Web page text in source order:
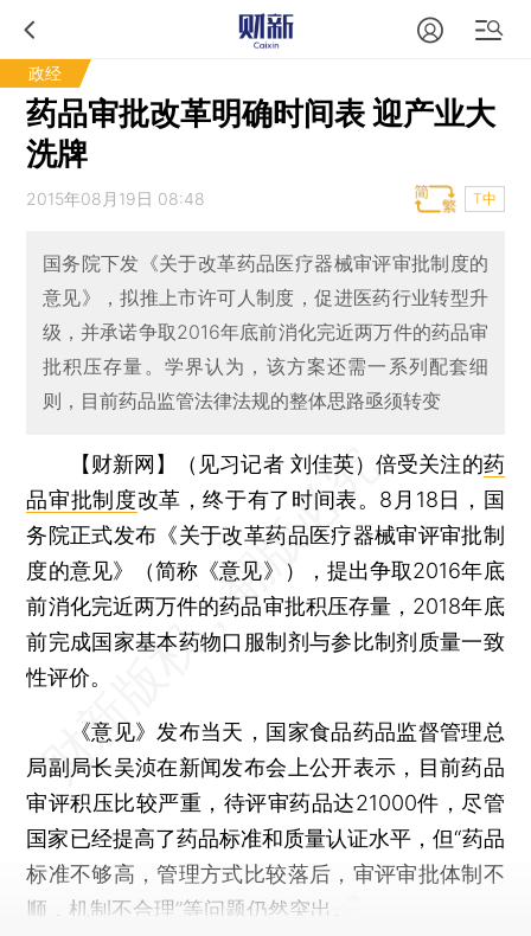
政经
药品审批改革明确时间表 迎产业大
洗牌
2015年08月19日 08:48 T中
国务院下发《关于改革药品医疗器械审评审批制度的
意见》，拟推上市许可人制度，促进医药行业转型升
级，并承诺争取2016年底前消化完近两万件的药品审
批积压存量。学界认为，该方案还需一系列配套细
则，目前药品监管法律法规的整体思路亟须转变
【财新网】（见习记者 刘佳英）倍受关注的药
品审批制度改革，终于有了时间表。8月18日，国
务院正式发布《关于改革药品医疗器械审评审批制
度的意见》（简称《意见》），提出争取2016年底
前消化完近两万件的药品审批积压存量，2018年底
前完成国家基本药物口服制剂与参比制剂质量一致
性评价。
《意见》发布当天，国家食品药品监督管理总
局副局长吴浈在新闻发布会上公开表示，目前药品
审评积压比较严重，待评审药品达21000件，尽管
国家已经提高了药品标准和质量认证水平，但“药品
标准不够高，管理方式比较落后，审评审批体制不
顺，机制不合理”等问题仍然突出。